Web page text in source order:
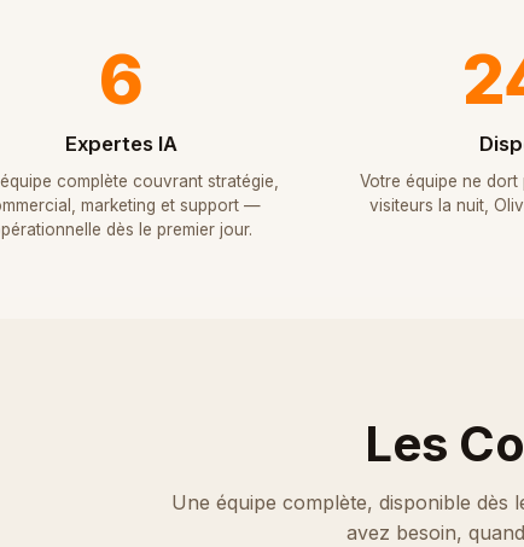
6
Expertes IA
complète couvrant stratégie,
marketing et support —
dès le premier jour.
Votre équipe ne dort
visiteurs la nuit,
Les
Une équipe complète, disponible dès
avez besoin,